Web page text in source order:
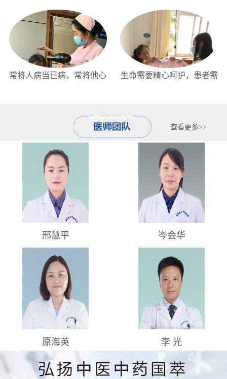
常将人病当已病，常将他心
生命需要精心呵护，患者需
查看更多>>
邢慧平
原海英
岑会华
李 光